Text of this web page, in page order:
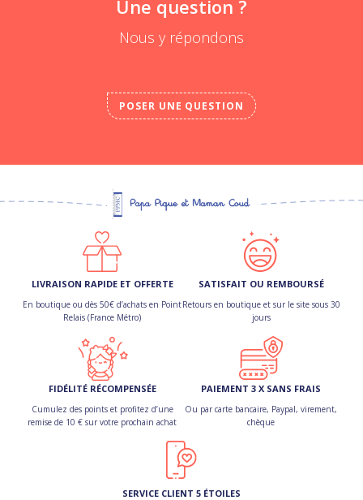
Une question ?
Nous y répondons
POSER UNE QUESTION
LIVRAISON RAPIDE ET OFFERTE
En boutique ou dès 50€ d’achats en Point
Relais (France Métro)
SATISFAIT OU REMBOURSÉ
Retours en boutique et sur le site sous 30
jours
FIDÉLITÉ RÉCOMPENSÉE
Cumulez des points et profitez d’une
remise de 10 € sur votre prochain achat
PAIEMENT 3 X SANS FRAIS
Ou par carte bancaire, Paypal, virement,
chèque
SERVICE CLIENT 5 ÉTOILES